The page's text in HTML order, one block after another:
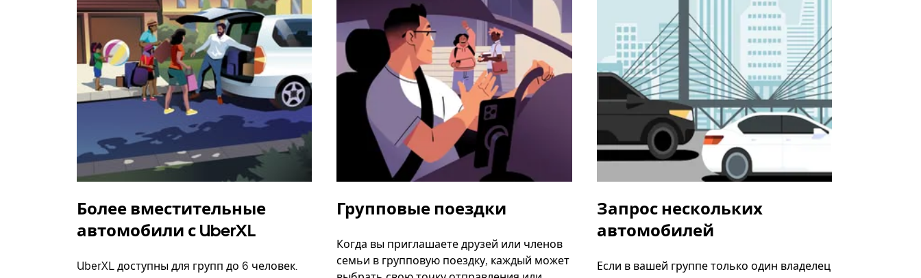
Более вместительные
автомобили с UberXL
UberXL доступны для групп до 6 человек.
Групповые поездки
Когда вы приглашаете друзей или членов
семьи в групповую поездку, каждый может
Запрос нескольких
автомобилей
Если в вашей группе только один владелец